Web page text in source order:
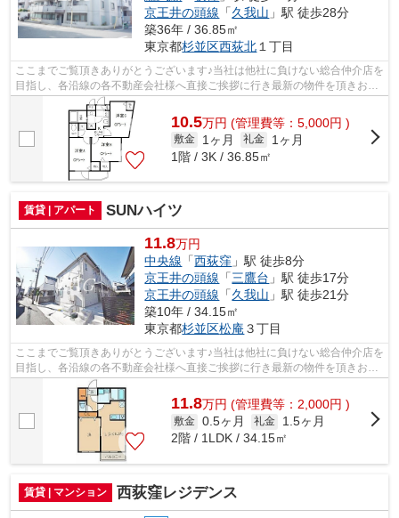
京王井の頭線 「久我山 」駅 徒歩28分
築36年 / 36.85㎡
東京都杉並区西荻北 １丁目
ここまでご覧頂きありがとうございます♪当社は他社に負けない総合仲介店を
目指し、各沿線の各不動産会社様へ直接ご挨拶に行き最新の物件を頂きお客
様へ提供しております！最新の情報は...
10.5万円 (管理費等：5,000円 )
敷金 1ヶ月 礼金
1ヶ月
1階 / 3K / 36.85㎡
賃貸 | アパート SUNハイツ
11.8万円
中央線 「西荻窪 」駅 徒歩8分
京王井の頭線 「三鷹台 」駅 徒歩17分
京王井の頭線 「久我山 」駅 徒歩21分
築10年 / 34.15㎡
東京都杉並区松庵 ３丁目
ここまでご覧頂きありがとうございます♪当社は他社に負けない総合仲介店を
目指し、各沿線の各不動産会社様へ直接ご挨拶に行き最新の物件を頂きお客
様へ提供しております！最新の情報は...
11.8万円 (管理費等：2,000円 )
敷金 0.5ヶ月 礼金
1.5ヶ月
2階 / 1LDK / 34.15㎡
賃貸 | マンション 西荻窪レジデンス